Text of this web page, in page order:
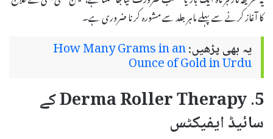
کا آغاز کرنے سے پہلے ماہر جلد سے مشورہ کرنا ضروری ہے۔
یہ بھی پڑھیں:How Many Grams in an
Ounce of Gold in Urdu
5. Derma Roller Therapy کے
سائیڈ ایفیکٹس